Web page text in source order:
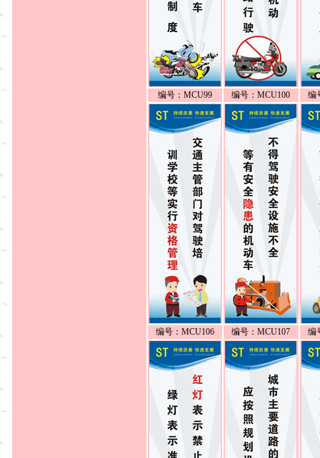
编号：MCU99 编号：MCU100 编
编号：MCU106 编号：MCU107 编